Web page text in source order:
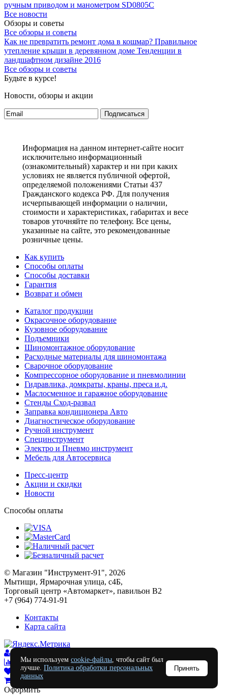
ручным приводом и манометром SD0805C
Все новости
Обзоры и советы
Все обзоры и советы
Как не превратить ремонт дома в кошмар? Правильное
утепление крыши в деревянном доме Тенденции в
ландшафтном дизайне 2016
Все обзоры и советы
Будьте в курсе!
Новости, обзоры и акции
Подписаться
Информация на данном интернет-сайте носит
исключительно информационный
(ознакомительный) характер и ни при каких
условиях не является публичной офертой,
определяемой положениями Статьи 437
Гражданского кодекса РФ. Для получения
исчерпывающей информации о наличии,
стоимости и характеристиках, габаритах и весе
товаров уточняйте по телефону. Все цены,
указанные на сайте, это рекомендованные
розничные цены.
Как купить
Способы оплаты
Способы доставки
Гарантия
Возврат и обмен
Каталог продукции
Окрасочное оборудование
Кузовное оборудование
Подъемники
Шиномонтажное оборудование
Расходные материалы для шиномонтажа
Сварочное оборудование
Компрессорное оборудование и пневмолинии
Гидравлика, домкраты, краны, преса и.д.
Маслосменное и гаражное оборудование
Стенды Сход-развал
Заправка кондиционера Авто
Диагностическое оборудование
Ручной инструмент
Специнструмент
Электро и Пневмо инструмент
Мебель для Автосервиса
Пресс-центр
Акции и скидки
Новости
Способы оплаты
© Магазин "Инструмент-91", 2026
Мытищи, Ярмарочная улица, с4Б,
Торговый центр «Автомаркет», павильон В2
+7 (964) 774-91-91
Контакты
Карта сайта
Сравнение 0
Отложенные 0
Моя корзина
Оформить
Мы используем cookie-файлы, чтобы сайт был
лучше. Политика обработки персональных
данных
Принять